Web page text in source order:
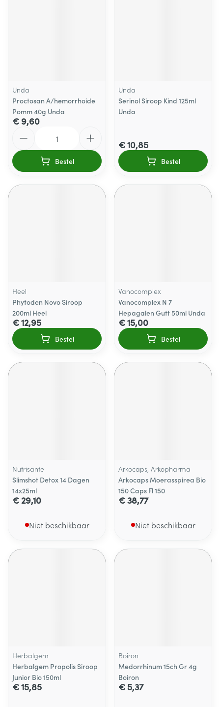
Unda
Proctosan A/hemorrhoide
Pomm 40g Unda
€ 9,60
Bestel
Unda
Serinol Siroop Kind 125ml
Unda
€ 10,85
Bestel
Heel
Phytoden Novo Siroop
200ml Heel
€ 12,95
Bestel
Vanocomplex
Vanocomplex N 7
Hepagalen Gutt 50ml Unda
€ 15,00
Bestel
Nutrisante
Slimshot Detox 14 Dagen
14x25ml
€ 29,10
Niet beschikbaar
Arkocaps, Arkopharma
Arkocaps Moerasspirea Bio
150 Caps Fl 150
€ 38,77
Niet beschikbaar
Herbalgem
Herbalgem Propolis Siroop
Junior Bio 150ml
€ 15,85
Boiron
Medorrhinum 15ch Gr 4g
Boiron
€ 5,37